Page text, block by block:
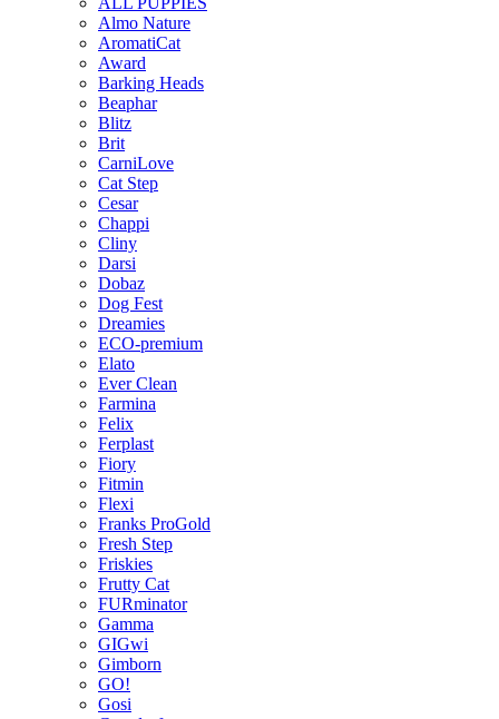
Almo Nature
AromatiCat
Award
Barking Heads
Beaphar
Blitz
Brit
CarniLove
Cat Step
Cesar
Chappi
Cliny
Darsi
Dobaz
Dog Fest
Dreamies
ECO-premium
Elato
Ever Clean
Farmina
Felix
Ferplast
Fiory
Fitmin
Flexi
Franks ProGold
Fresh Step
Friskies
Frutty Cat
FURminator
Gamma
GIGwi
Gimborn
GO!
Gosi